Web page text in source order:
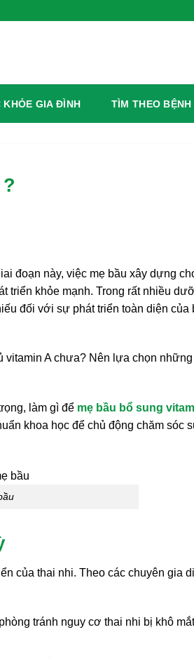
KHỎE GIA ĐÌNH TÌM THEO BỆNH
đoạn này, việc mẹ bầu xây dựng
triển khỏe mạnh. Trong rất nhiều
đối với sự phát triển toàn diện của
vitamin A chưa? Nên lựa chọn những
làm gì để mẹ bầu bổ sung
khoa học để chủ động chăm sóc
của thai nhi. Theo các chuyên gia
tránh nguy cơ thai nhi bị khô